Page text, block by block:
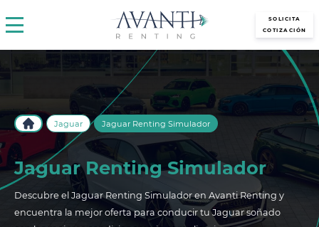
SOLICITA
COTIZACIÓN
Jaguar Jaguar Renting Simulador
Jaguar Renting Simulador
Descubre el Jaguar Renting Simulador en Avanti Renting y
encuentra la mejor oferta para conducir tu Jaguar soñado